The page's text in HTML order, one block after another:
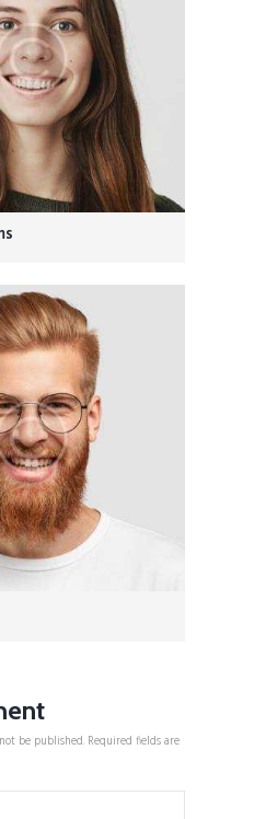
be published. Required fields are